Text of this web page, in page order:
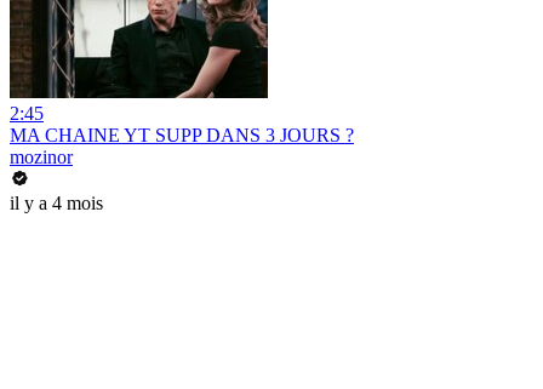
2:45
MA CHAINE YT SUPP DANS 3 JOURS ?
mozinor
il y a 4 mois